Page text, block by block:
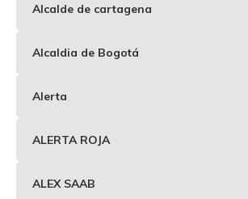
Alcalde de cartagena
Alcaldia de Bogotá
Alerta
ALERTA ROJA
ALEX SAAB